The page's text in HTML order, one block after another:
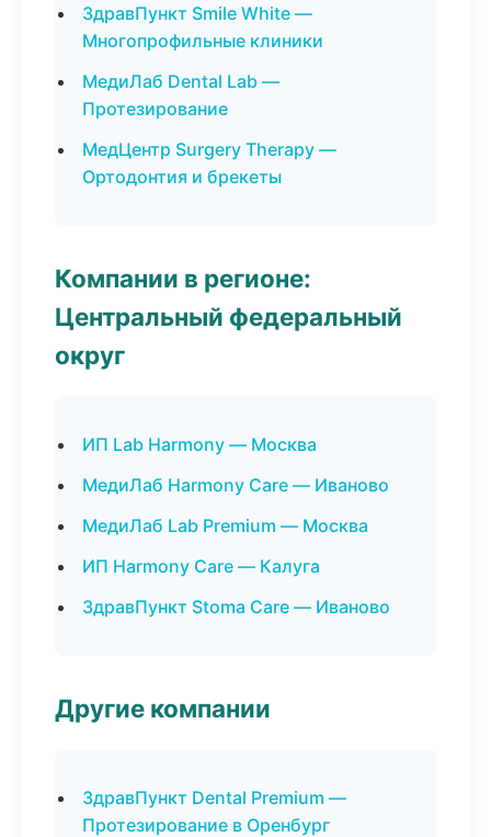
ЗдравПункт Smile White —
Многопрофильные клиники
МедиЛаб Dental Lab —
Протезирование
МедЦентр Surgery Therapy —
Ортодонтия и брекеты
Компании в регионе:
Центральный федеральный
округ
ИП Lab Harmony — Москва
МедиЛаб Harmony Care — Иваново
МедиЛаб Lab Premium — Москва
ИП Harmony Care — Калуга
ЗдравПункт Stoma Care — Иваново
Другие компании
ЗдравПункт Dental Premium —
Протезирование в Оренбург